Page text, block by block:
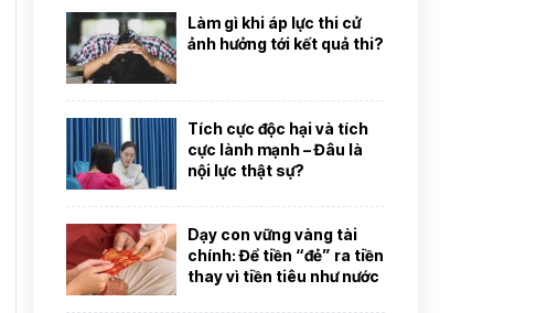
Làm gì khi áp lực thi cử
ảnh hưởng tới kết quả thi?
Tích cực độc hại và tích
cực lành mạnh – Đâu là
nội lực thật sự?
Dạy con vững vàng tài
chính: Để tiền “đẻ” ra tiền
thay vì tiền tiêu như nước